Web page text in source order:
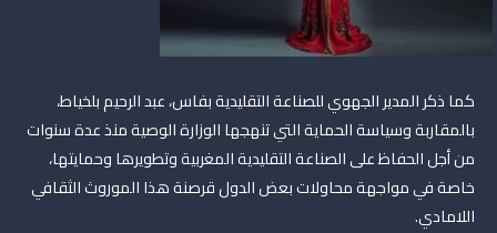
كما ذكر المدير الجهوي للصناعة التقليدية بفاس، عبد الرحيم بلخياط،
بالمقاربة وسياسة الحماية التي تنهجها الوزارة الوصية منذ عدة سنوات
من أجل الحفاظ على الصناعة التقليدية المغربية وتطويرها وحمايتها،
خاصة في مواجهة محاولات بعض الدول قرصنة هذا الموروث الثقافي
اللامادي.